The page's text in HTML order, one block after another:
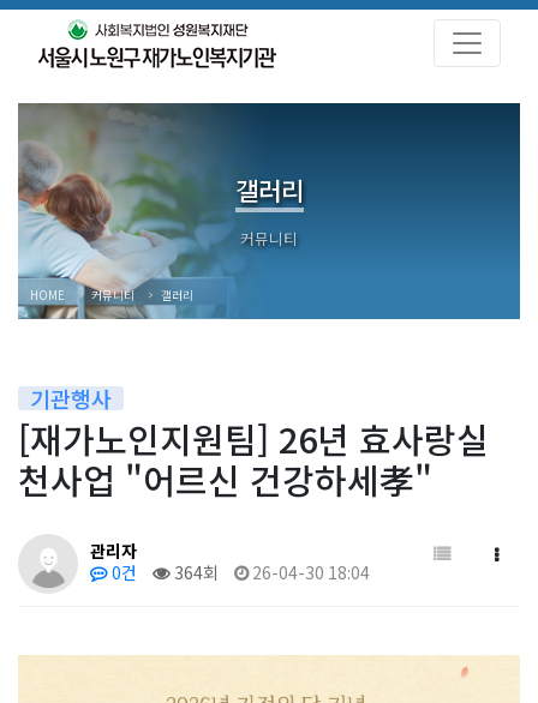
갤러리
HOME 커뮤니티 갤러리
기관행사
[재가노인지원팀] 26년 효사랑실
천사업 "어르신 건강하세孝"
관리자
0건
364회 26-04-30 18:04